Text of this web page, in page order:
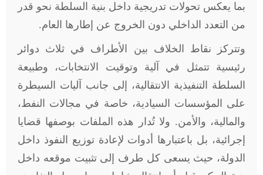
بما يعكس تحولات تدريجية داخل بنية السلطة نحو قدر
من التعدد الداخلي دون الخروج عن إطارها العام.
وتتركز نقاط الخلاف بين الأطراف في ثلاث دوائر
رئيسية تتمثل في آلية وتوقيت الانتخابات، وطبيعة
السلطة التنفيذية الانتقالية، إلى جانب آليات السيطرة
على المؤسسات السيادية، خاصة في مجالات النفط،
والمالية، والأمن. ولا تُدار هذه الملفات بوصفها قضايا
إجرائية، بل باعتبارها أدوات لإعادة توزيع النفوذ داخل
الدولة، حيث يسعى كل طرف إلى تثبيت موقعه داخل